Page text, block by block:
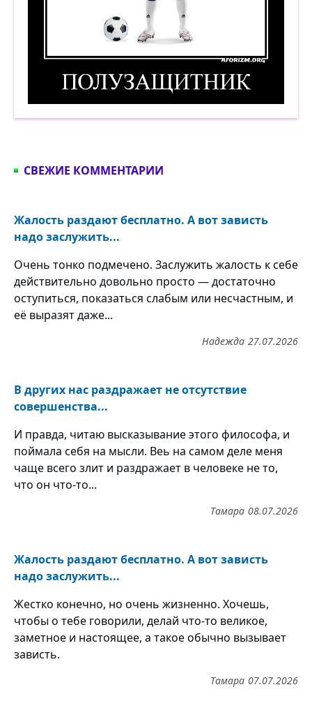
Полузащитник. Демотиватор
СВЕЖИЕ КОММЕНТАРИИ
Жалость раздают бесплатно. А вот зависть
надо заслужить...
Очень тонко подмечено. Заслужить жалость к себе
действительно довольно просто — достаточно
оступиться, показаться слабым или несчастным, и
её выразят даже...
27.07.2026
Надежда
В других нас раздражает не отсутствие
совершенства...
И правда, читаю высказывание этого философа, и
поймала себя на мысли. Веь на самом деле меня
чаще всего злит и раздражает в человеке не то,
что он что-то...
08.07.2026
Тамара
Жалость раздают бесплатно. А вот зависть
надо заслужить...
Жестко конечно, но очень жизненно. Хочешь,
чтобы о тебе говорили, делай что-то великое,
заметное и настоящее, а такое обычно вызывает
зависть.
07.07.2026
Тамара